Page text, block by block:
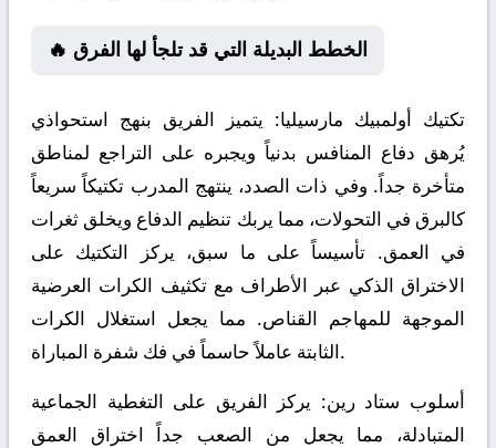
🔥 الخطط البديلة التي قد تلجأ لها الفرق
تكتيك أولمبيك مارسيليا: يتميز الفريق بنهج استحواذي
يُرهق دفاع المنافس بدنياً ويجبره على التراجع لمناطق
متأخرة جداً. وفي ذات الصدد، ينتهج المدرب تكتيكاً سريعاً
كالبرق في التحولات، مما يربك تنظيم الدفاع ويخلق ثغرات
في العمق. تأسيساً على ما سبق، يركز التكتيك على
الاختراق الذكي عبر الأطراف مع تكثيف الكرات العرضية
الموجهة للمهاجم القناص. مما يجعل استغلال الكرات
الثابتة عاملاً حاسماً في فك شفرة المباراة.
أسلوب ستاد رين: يركز الفريق على التغطية الجماعية
المتبادلة، مما يجعل من الصعب جداً اختراق العمق